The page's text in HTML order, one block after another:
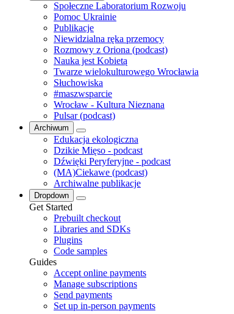
Społeczne Laboratorium Rozwoju
Pomoc Ukrainie
Publikacje
Niewidzialna ręka przemocy
Rozmowy z Oriona (podcast)
Nauka jest Kobietą
Twarze wielokulturowego Wrocławia
Słuchowiska
#maszwsparcie
Wrocław - Kultura Nieznana
Pulsar (podcast)
Archiwum
Edukacja ekologiczna
Dzikie Mięso - podcast
Dźwięki Peryferyjne - podcast
(MA)Ciekawe (podcast)
Archiwalne publikacje
Dropdown
Get Started
Prebuilt checkout
Libraries and SDKs
Plugins
Code samples
Guides
Accept online payments
Manage subscriptions
Send payments
Set up in-person payments